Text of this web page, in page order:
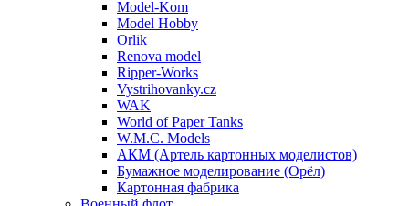
Model-Kom
Model Hobby
Orlik
Renova model
Ripper-Works
Vystrihovanky.cz
WAK
World of Paper Tanks
W.M.C. Models
АКМ (Артель картонных моделистов)
Бумажное моделирование (Орёл)
Картонная фабрика